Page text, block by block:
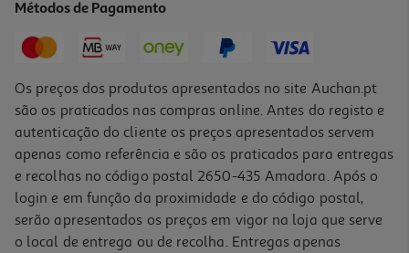
Métodos de Pagamento
Os preços dos produtos apresentados no site Auchan.pt
são os praticados nas compras online. Antes do registo e
autenticação do cliente os preços apresentados servem
apenas como referência e são os praticados para entregas
e recolhas no código postal 2650-435 Amadora. Após o
login e em função da proximidade e do código postal,
serão apresentados os preços em vigor na loja que serve
o local de entrega ou de recolha. Entregas apenas